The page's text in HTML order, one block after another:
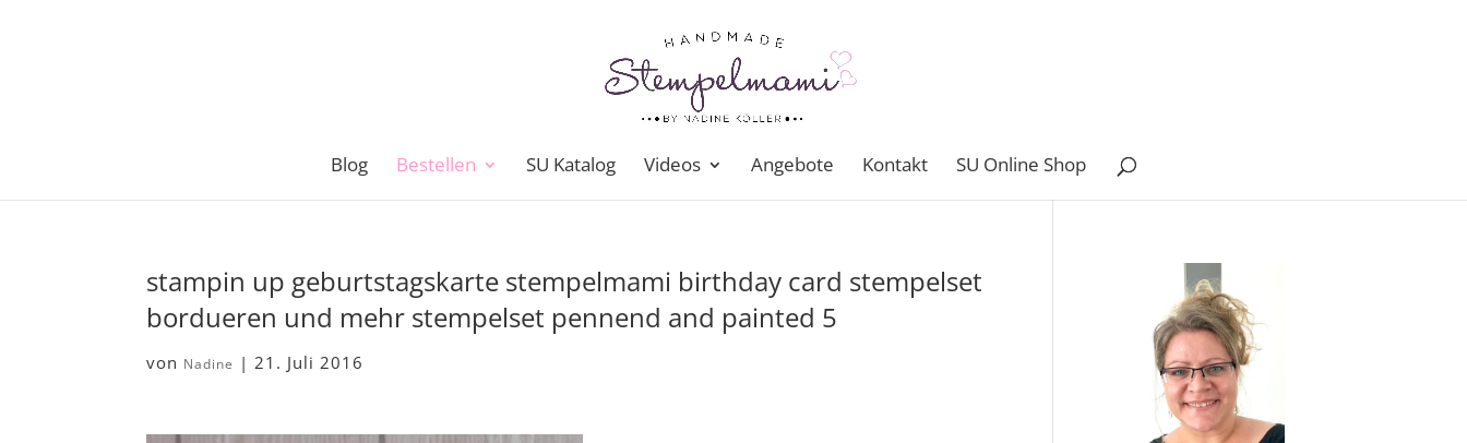
Blog Bestellen SU Katalog Videos Angebote Kontakt SU Online Shop
stampin up geburtstagskarte stempelmami birthday card stempelset
bordueren und mehr stempelset pennend and painted 5
von Nadine |21. Juli 2016